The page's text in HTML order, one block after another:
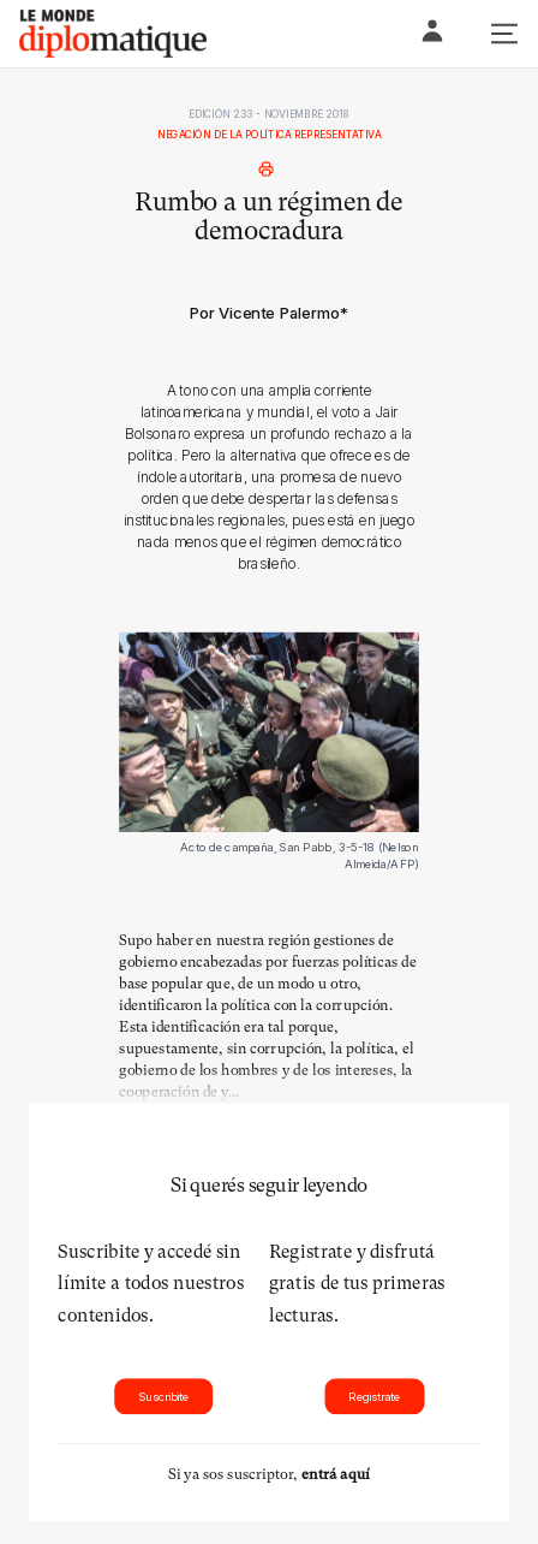
Skip
content
Le monde diplomatique
EDICIÓN 233 - NOVIEMBRE 2018
NEGACIÓN DE LA POLÍTICA REPRESENTATIVA
Rumbo a un régimen de
democradura
Por Vicente Palermo*
A tono con una amplia corriente
latinoamericana y mundial, el voto a Jair
Bolsonaro expresa un profundo rechazo a la
política. Pero la alternativa que ofrece es de
índole autoritaria, una promesa de nuevo
orden que debe despertar las defensas
institucionales regionales, pues está en juego
nada menos que el régimen democrático
brasileño.
Acto de campaña, San Pablo, 3-5-18 (Nelson
Almeida/AFP)
Supo haber en nuestra región gestiones de
gobierno encabezadas por fuerzas políticas de
base popular que, de un modo u otro,
identificaron la política con la corrupción.
Esta identificación era tal porque,
supuestamente, sin corrupción, la política, el
gobierno de los hombres y de los intereses, la
cooperación de y...
Si querés seguir leyendo
Suscribite y accedé sin
límite a todos nuestros
contenidos.
Suscribite
Registrate y disfrutá
gratis de tus primeras
lecturas.
Registrate
Si ya sos suscriptor, entrá aquí